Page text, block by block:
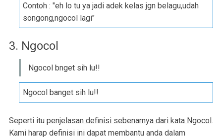
Contoh : "eh lo tu ya jadi adek kelas jgn belagu,udah
songong,ngocol lagi"
3. Ngocol
Ngocol bnget sih lu!!
Ngocol banget sih lu!!
Seperti itu penjelasan definisi sebenarnya dari kata Ngocol .
Kami harap definisi ini dapat membantu anda dalam